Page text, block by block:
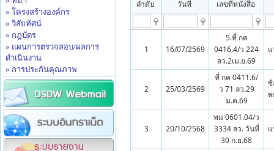
» โครงสร้างองค์กร
» วิสัยทัศน์
» กฎบัตร
» แผนการตรวจสอบ/ผลการ
ดำเนินงาน
» การประกันคุณภาพ
ลำดับ วันที่ เลขที่หนังสือ
1 16/07/2569
5.ที่ กค
0416.4/ว 224
ลว.2เม.ย.69
2 25/03/2569
ที่ กค 0411.6/
ว 71 ลว.29
ม.ค.69
ซ้
พ
3 20/10/2568
พม 0601.04/ว
3334 ลว. วันที่
30 ก.ย.68